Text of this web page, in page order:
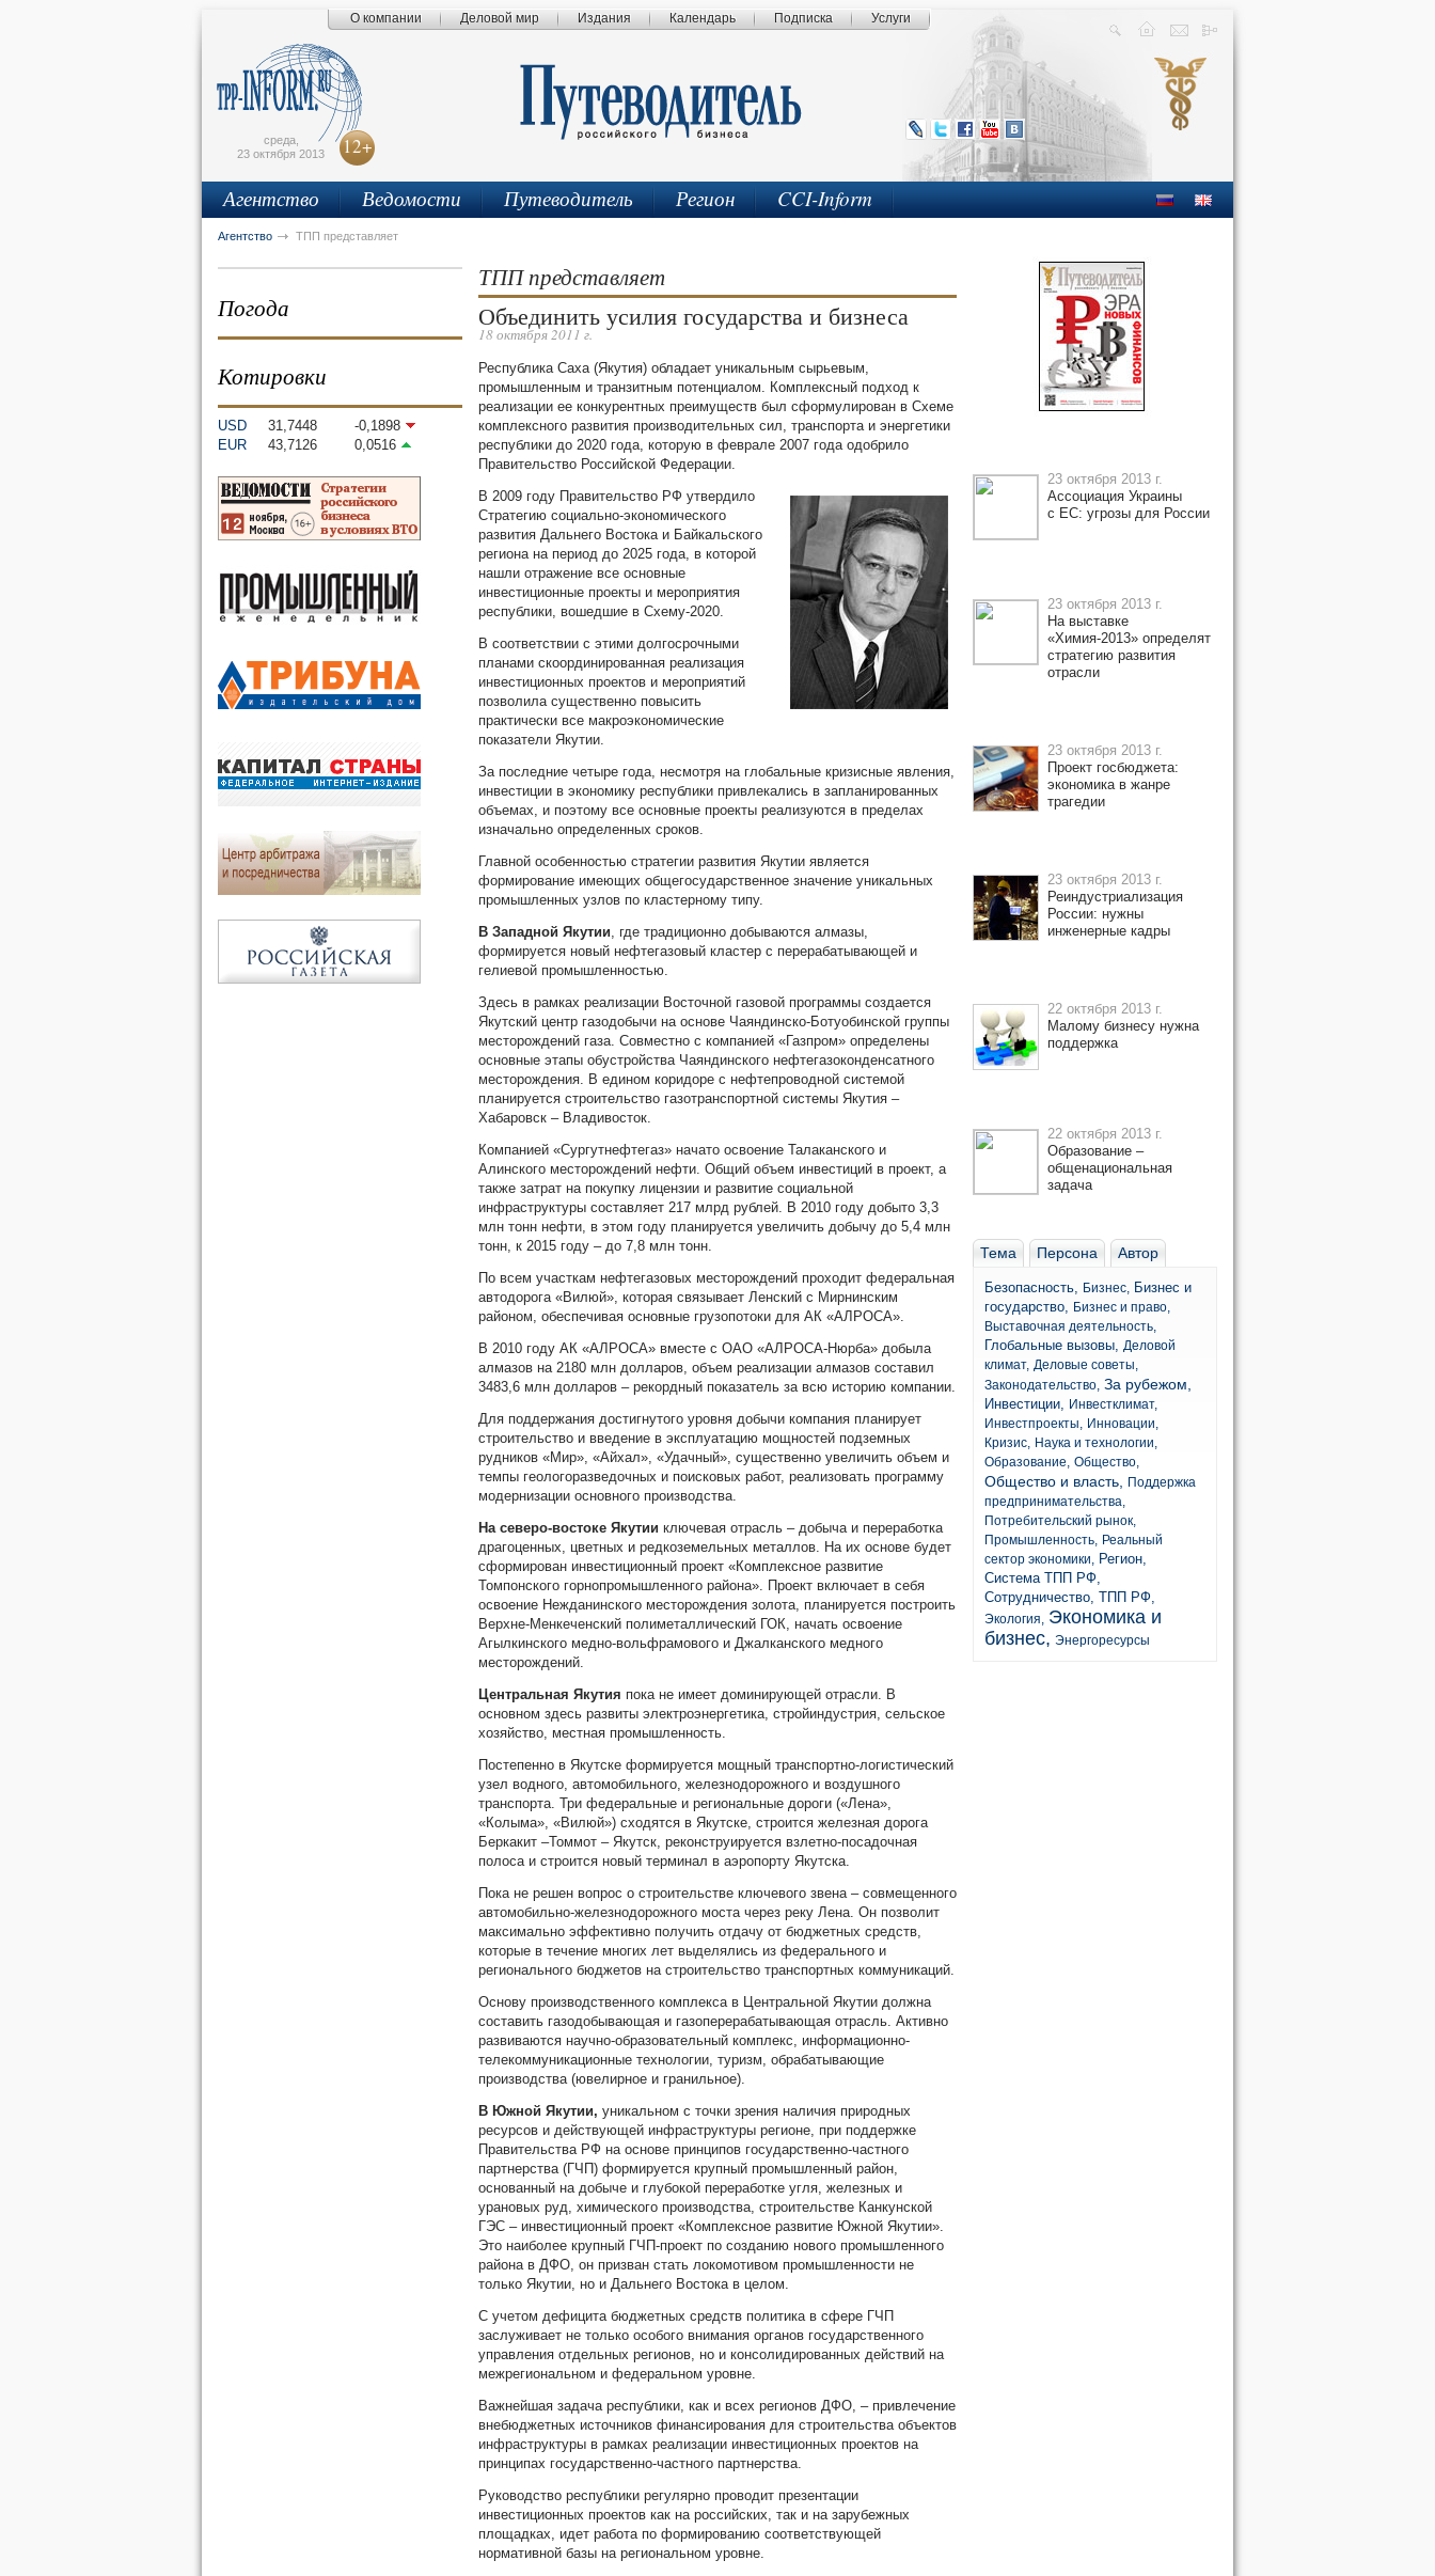
О компании Деловой мир Издания Календарь Подписка Услуги
среда,
23 октября 2013
12+
Агентство Ведомости Путеводитель Регион CCI-Inform
Агентство ТПП представляет
Погода
Котировки
USD 31,7448
-0,1898
EUR
43,7126 0,0516
ТПП представляет
Объединить усилия государства и бизнеса
18 октября 2011 г.
Республика Саха (Якутия) обладает уникальным сырьевым,
промышленным и транзитным потенциалом. Комплексный подход к
реализации ее конкурентных преимуществ был сформулирован в Схеме
комплексного развития производительных сил, транспорта и энергетики
республики до 2020 года, которую в феврале 2007 года одобрило
Правительство Российской Федерации.
В 2009 году Правительство РФ утвердило
Стратегию социально-экономического
развития Дальнего Востока и Байкальского
региона на период до 2025 года, в которой
нашли отражение все основные
инвестиционные проекты и мероприятия
республики, вошедшие в Схему-2020.
В соответствии с этими долгосрочными
планами скоординированная реализация
инвестиционных проектов и мероприятий
позволила существенно повысить
практически все макроэкономические
показатели Якутии.
За последние четыре года, несмотря на глобальные кризисные явления,
инвестиции в экономику республики привлекались в запланированных
объемах, и поэтому все основные проекты реализуются в пределах
изначально определенных сроков.
Главной особенностью стратегии развития Якутии является
формирование имеющих общегосударственное значение уникальных
промышленных узлов по кластерному типу.
В Западной Якутии, где традиционно добываются алмазы,
формируется новый нефтегазовый кластер с перерабатывающей и
гелиевой промышленностью.
Здесь в рамках реализации Восточной газовой программы создается
Якутский центр газодобычи на основе Чаяндинско-Ботуобинской группы
месторождений газа. Совместно с компанией «Газпром» определены
основные этапы обустройства Чаяндинского нефтегазоконденсатного
месторождения. В едином коридоре с нефтепроводной системой
планируется строительство газотранспортной системы Якутия –
Хабаровск – Владивосток.
Компанией «Сургутнефтегаз» начато освоение Талаканского и
Алинского месторождений нефти. Общий объем инвестиций в проект, а
также затрат на покупку лицензии и развитие социальной
инфраструктуры составляет 217 млрд рублей. В 2010 году добыто 3,3
млн тонн нефти, в этом году планируется увеличить добычу до 5,4 млн
тонн, к 2015 году – до 7,8 млн тонн.
По всем участкам нефтегазовых месторождений проходит федеральная
автодорога «Вилюй», которая связывает Ленский с Мирнинским
районом, обеспечивая основные грузопотоки для АК «АЛРОСА».
В 2010 году АК «АЛРОСА» вместе с ОАО «АЛРОСА-Нюрба» добыла
алмазов на 2180 млн долларов, объем реализации алмазов составил
3483,6 млн долларов – рекордный показатель за всю историю компании.
Для поддержания достигнутого уровня добычи компания планирует
строительство и введение в эксплуатацию мощностей подземных
рудников «Мир», «Айхал», «Удачный», существенно увеличить объем и
темпы геологоразведочных и поисковых работ, реализовать программу
модернизации основного производства.
На северо-востоке Якутии ключевая отрасль – добыча и переработка
драгоценных, цветных и редкоземельных металлов. На их основе будет
сформирован инвестиционный проект «Комплексное развитие
Томпонского горнопромышленного района». Проект включает в себя
освоение Нежданинского месторождения золота, планируется построить
Верхне-Менкеченский полиметаллический ГОК, начать освоение
Агылкинского медно-вольфрамового и Джалканского медного
месторождений.
Центральная Якутия пока не имеет доминирующей отрасли. В
основном здесь развиты электроэнергетика, стройиндустрия, сельское
хозяйство, местная промышленность.
Постепенно в Якутске формируется мощный транспортно-логистический
узел водного, автомобильного, железнодорожного и воздушного
транспорта. Три федеральные и региональные дороги («Лена»,
«Колыма», «Вилюй») сходятся в Якутске, строится железная дорога
Беркакит –Томмот – Якутск, реконструируется взлетно-посадочная
полоса и строится новый терминал в аэропорту Якутска.
Пока не решен вопрос о строительстве ключевого звена – совмещенного
автомобильно-железнодорожного моста через реку Лена. Он позволит
максимально эффективно получить отдачу от бюджетных средств,
которые в течение многих лет выделялись из федерального и
регионального бюджетов на строительство транспортных коммуникаций.
Основу производственного комплекса в Центральной Якутии должна
составить газодобывающая и газоперерабатывающая отрасль. Активно
развиваются научно-образовательный комплекс, информационно-
телекоммуникационные технологии, туризм, обрабатывающие
производства (ювелирное и гранильное).
В Южной Якутии, уникальном с точки зрения наличия природных
ресурсов и действующей инфраструктуры регионе, при поддержке
Правительства РФ на основе принципов государственно-частного
партнерства (ГЧП) формируется крупный промышленный район,
основанный на добыче и глубокой переработке угля, железных и
урановых руд, химического производства, строительстве Канкунской
ГЭС – инвестиционный проект «Комплексное развитие Южной Якутии».
Это наиболее крупный ГЧП-проект по созданию нового промышленного
района в ДФО, он призван стать локомотивом промышленности не
только Якутии, но и Дальнего Востока в целом.
С учетом дефицита бюджетных средств политика в сфере ГЧП
заслуживает не только особого внимания органов государственного
управления отдельных регионов, но и консолидированных действий на
межрегиональном и федеральном уровне.
Важнейшая задача республики, как и всех регионов ДФО, – привлечение
внебюджетных источников финансирования для строительства объектов
инфраструктуры в рамках реализации инвестиционных проектов на
принципах государственно-частного партнерства.
Руководство республики регулярно проводит презентации
инвестиционных проектов как на российских, так и на зарубежных
площадках, идет работа по формированию соответствующей
нормативной базы на региональном уровне.
23 октября 2013 г.
Ассоциация Украины
с ЕС: угрозы для России
23 октября 2013 г.
На выставке
«Химия-2013» определят
стратегию развития
отрасли
23 октября 2013 г.
Проект госбюджета:
экономика в жанре
трагедии
23 октября 2013 г.
Реиндустриализация
России: нужны
инженерные кадры
22 октября 2013 г.
Малому бизнесу нужна
поддержка
22 октября 2013 г.
Образование –
общенациональная
задача
Тема Персона Автор
Безопасность, Бизнес, Бизнес и
государство, Бизнес и право,
Выставочная деятельность,
Глобальные вызовы, Деловой
климат, Деловые советы,
Законодательство, За рубежом,
Инвестиции, Инвестклимат,
Инвестпроекты, Инновации,
Кризис, Наука и технологии,
Образование, Общество,
Общество и власть,
Поддержка
предпринимательства,
Потребительский рынок,
Промышленность, Реальный
сектор экономики, Регион,
Система ТПП РФ,
Сотрудничество, ТПП РФ,
Экология, Экономика и
бизнес, Энергоресурсы